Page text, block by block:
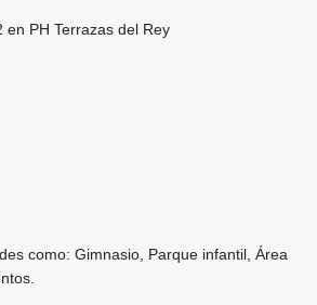
PH Terrazas del Rey
como: Gimnasio, Parque infantil, Área